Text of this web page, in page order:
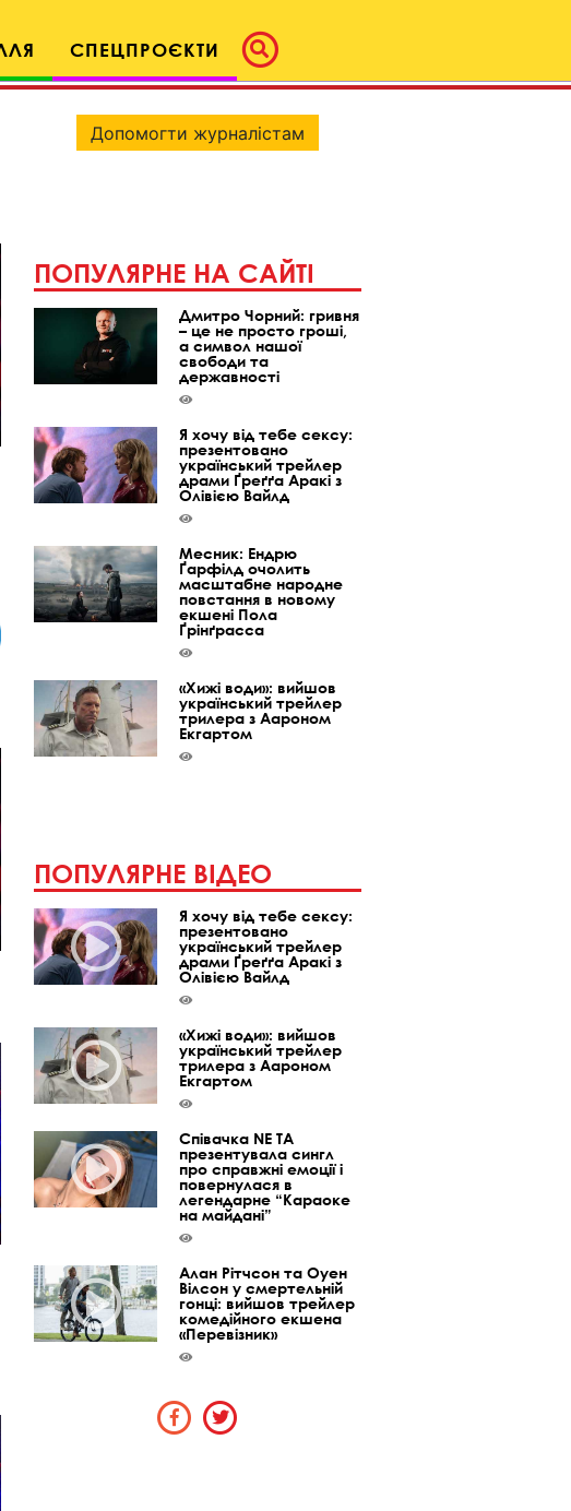
СПЕЦПРОЄКТИ
Допомогти журналістам
ПОПУЛЯРНЕ НА САЙТІ
Дмитро Чорний: гривня
– це не просто гроші,
а символ нашої
свободи та
державності
Я хочу від тебе сексу:
презентовано
український трейлер
драми Ґреґґа Аракі з
Олівією Вайлд
Месник: Ендрю
Ґарфілд очолить
масштабне народне
повстання в новому
екшені Пола
Ґрінґрасса
«Хижі води»: вийшов
український трейлер
трилера з Аароном
Екгартом
ПОПУЛЯРНЕ ВІДЕО
Я хочу від тебе сексу:
презентовано
український трейлер
драми Ґреґґа Аракі з
Олівією Вайлд
«Хижі води»: вийшов
український трейлер
трилера з Аароном
Екгартом
Співачка NE TA
презентувала сингл
про справжні емоції і
повернулася в
легендарне “Караоке
на майдані”
Алан Рітчсон та Оуен
Вілсон у смертельній
гонці: вийшов трейлер
комедійного екшена
«Перевізник»